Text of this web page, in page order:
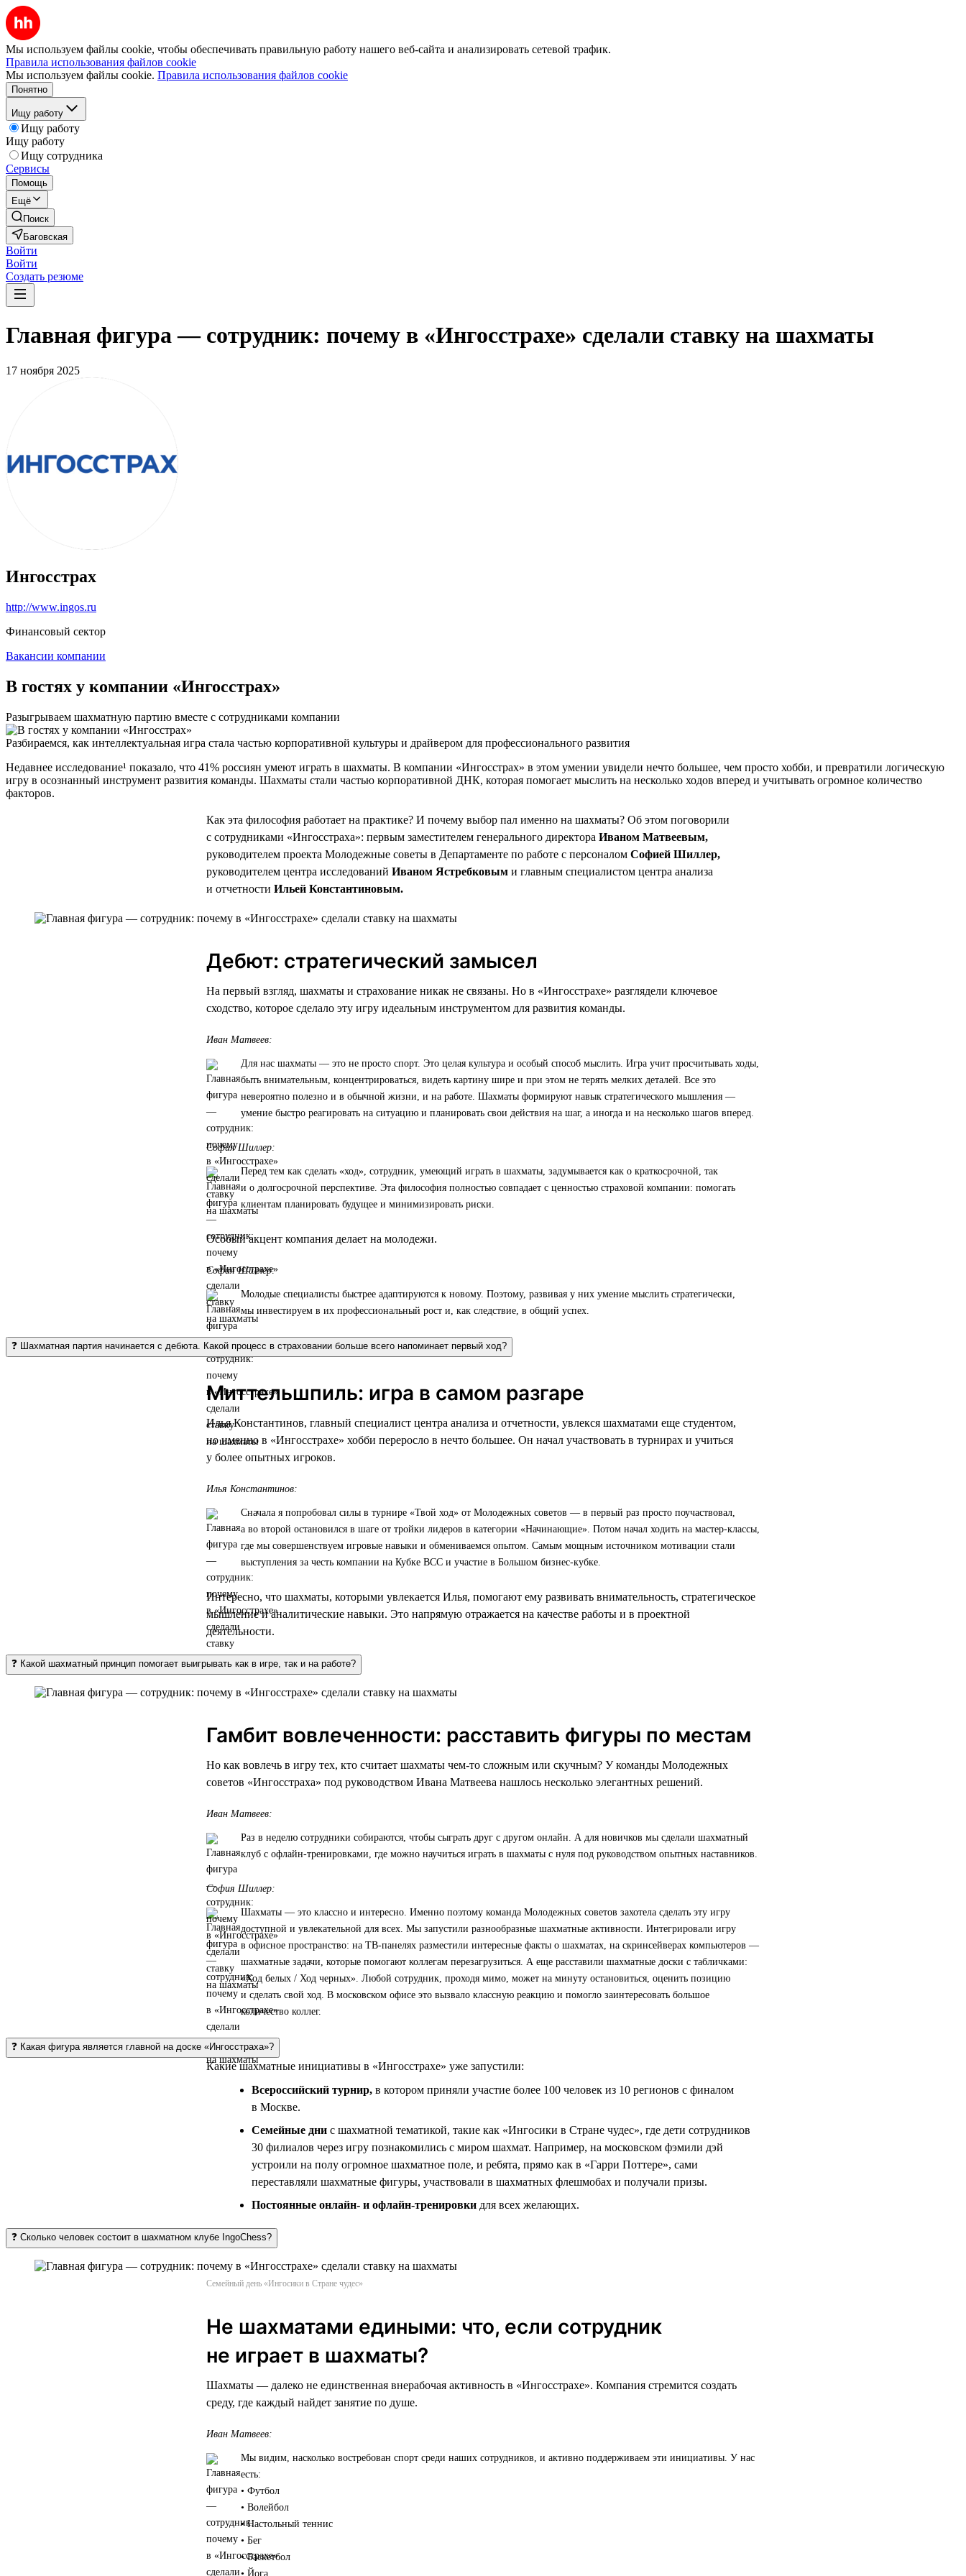
Мы используем файлы cookie, чтобы обеспечивать правильную работу нашего веб-сайта и анализировать сетевой трафик.
Правила использования файлов cookie
Мы используем файлы cookie. Правила использования файлов cookie
Понятно
Ищу работу
Ищу работу
Ищу работу
Ищу сотрудника
Сервисы
Помощь
Ещё
Поиск
Баговская
Войти
Войти
Создать резюме
Главная фигура — сотрудник: почему в «Ингосстрахе» сделали ставку на шахматы
17 ноября 2025
Ингосстрах
http://www.ingos.ru
Финансовый сектор
Вакансии компании
В гостях у компании «Ингосстрах»
Разыгрываем шахматную партию вместе с сотрудниками компании
Разбираемся, как интеллектуальная игра стала частью корпоративной культуры и драйвером для профессионального развития
Недавнее исследование¹ показало, что 41% россиян умеют играть в шахматы. В компании «Ингосстрах» в этом умении увидели нечто большее, чем просто хобби, и превратили логическую
игру в осознанный инструмент развития команды. Шахматы стали частью корпоративной ДНК, которая помогает мыслить на несколько ходов вперед и учитывать огромное количество
факторов.
Как эта философия работает на практике? И почему выбор пал именно на шахматы? Об этом поговорили
с сотрудниками «Ингосстраха»: первым заместителем генерального директора Иваном Матвеевым,
руководителем проекта Молодежные советы в Департаменте по работе с персоналом Софией Шиллер,
руководителем центра исследований Иваном Ястребковым и главным специалистом центра анализа
и отчетности Ильей Константиновым.
Дебют: стратегический замысел
На первый взгляд, шахматы и страхование никак не связаны. Но в «Ингосстрахе» разглядели ключевое
сходство, которое сделало эту игру идеальным инструментом для развития команды.
Иван Матвеев:
Для нас шахматы — это не просто спорт. Это целая культура и особый способ мыслить. Игра учит просчитывать ходы,
быть внимательным, концентрироваться, видеть картину шире и при этом не терять мелких деталей. Все это
невероятно полезно и в обычной жизни, и на работе. Шахматы формируют навык стратегического мышления —
умение быстро реагировать на ситуацию и планировать свои действия на шаг, а иногда и на несколько шагов вперед.
София Шиллер:
Перед тем как сделать «ход», сотрудник, умеющий играть в шахматы, задумывается как о краткосрочной, так
и о долгосрочной перспективе. Эта философия полностью совпадает с ценностью страховой компании: помогать
клиентам планировать будущее и минимизировать риски.
Особый акцент компания делает на молодежи.
София Шиллер:
Молодые специалисты быстрее адаптируются к новому. Поэтому, развивая у них умение мыслить стратегически,
мы инвестируем в их профессиональный рост и, как следствие, в общий успех.
❓ Шахматная партия начинается с дебюта. Какой процесс в страховании больше всего напоминает первый ход?
Миттельшпиль: игра в самом разгаре
Илья Константинов, главный специалист центра анализа и отчетности, увлекся шахматами еще студентом,
но именно в «Ингосстрахе» хобби переросло в нечто большее. Он начал участвовать в турнирах и учиться
у более опытных игроков.
Илья Константинов:
Сначала я попробовал силы в турнире «Твой ход» от Молодежных советов — в первый раз просто поучаствовал,
а во второй остановился в шаге от тройки лидеров в категории «Начинающие». Потом начал ходить на мастер-классы,
где мы совершенствуем игровые навыки и обмениваемся опытом. Самым мощным источником мотивации стали
выступления за честь компании на Кубке ВСС и участие в Большом бизнес-кубке.
Интересно, что шахматы, которыми увлекается Илья, помогают ему развивать внимательность, стратегическое
мышление и аналитические навыки. Это напрямую отражается на качестве работы и в проектной
деятельности.
❓ Какой шахматный принцип помогает выигрывать как в игре, так и на работе?
Гамбит вовлеченности: расставить фигуры по местам
Но как вовлечь в игру тех, кто считает шахматы чем-то сложным или скучным? У команды Молодежных
советов «Ингосстраха» под руководством Ивана Матвеева нашлось несколько элегантных решений.
Иван Матвеев:
Раз в неделю сотрудники собираются, чтобы сыграть друг с другом онлайн. А для новичков мы сделали шахматный
клуб с офлайн-тренировками, где можно научиться играть в шахматы с нуля под руководством опытных наставников.
София Шиллер:
Шахматы — это классно и интересно. Именно поэтому команда Молодежных советов захотела сделать эту игру
доступной и увлекательной для всех. Мы запустили разнообразные шахматные активности. Интегрировали игру
в офисное пространство: на ТВ-панелях разместили интересные факты о шахматах, на скринсейверах компьютеров —
шахматные задачи, которые помогают коллегам перезагрузиться. А еще расставили шахматные доски с табличками:
«Ход белых / Ход черных». Любой сотрудник, проходя мимо, может на минуту остановиться, оценить позицию
и сделать свой ход. В московском офисе это вызвало классную реакцию и помогло заинтересовать большое
количество коллег.
❓ Какая фигура является главной на доске «Ингосстраха»?
Какие шахматные инициативы в «Ингосстрахе» уже запустили:
Всероссийский турнир, в котором приняли участие более 100 человек из 10 регионов с финалом
в Москве.
Семейные дни с шахматной тематикой, такие как «Ингосики в Стране чудес», где дети сотрудников
30 филиалов через игру познакомились с миром шахмат. Например, на московском фэмили дэй
устроили на полу огромное шахматное поле, и ребята, прямо как в «Гарри Поттере», сами
переставляли шахматные фигуры, участвовали в шахматных флешмобах и получали призы.
Постоянные онлайн- и офлайн-тренировки для всех желающих.
❓ Сколько человек состоит в шахматном клубе IngoChess?
Семейный день «Ингосики в Стране чудес»
Не шахматами едиными: что, если сотрудник
не играет в шахматы?
Шахматы — далеко не единственная внерабочая активность в «Ингосстрахе». Компания стремится создать
среду, где каждый найдет занятие по душе.
Иван Матвеев:
Мы видим, насколько востребован спорт среди наших сотрудников, и активно поддерживаем эти инициативы. У нас
есть:
• Футбол
• Волейбол
• Настольный теннис
• Бег
• Баскетбол
• Йога